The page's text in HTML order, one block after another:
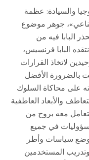
والسيادة: عظمة
جوهر موضوع
البابا فيه من
البابا فرنسيس،
لاتخاذ القرارات
بالضرورة الأفضل
على محاكاة السلوك
والأبعاد العاطفية
معه بروح من
في جميع
سياسات وأطر
وتدريب المستخدمين